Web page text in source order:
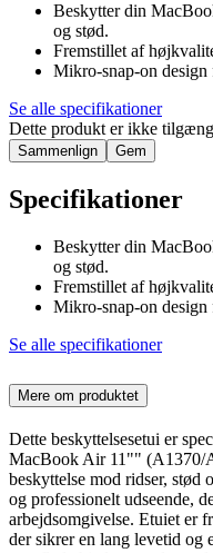
Beskytter din
og stød.
Fremstillet af
Mikro-snap-on design
Se alle specifikationer
Dette produkt er ikke
Sammenlign Gem
Specifikationer
Beskytter din
og stød.
Fremstillet af
Mikro-snap-on design
Se alle specifikationer
Mere om produktet
Dette beskyttelsesetui er
MacBook Air 11"" (A1370/
beskyttelse mod ridser, stød
og professionelt udseende,
arbejdsomgivelse. Etuiet er
der sikrer en lang levetid og